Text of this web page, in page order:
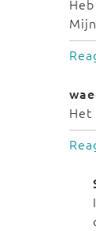
Het